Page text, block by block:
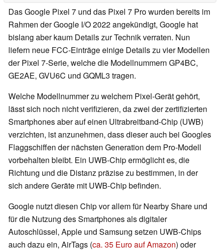
Das Google Pixel 7 und das Pixel 7 Pro wurden bereits im
Rahmen der Google I/O 2022 angekündigt, Google hat
bislang aber kaum Details zur Technik verraten. Nun
liefern neue FCC-Einträge einige Details zu vier Modellen
der Pixel 7-Serie, welche die Modellnummern GP4BC,
GE2AE, GVU6C und GQML3 tragen.
Welche Modellnummer zu welchem Pixel-Gerät gehört,
lässt sich noch nicht verifizieren, da zwei der zertifizierten
Smartphones aber auf einen Ultrabreitband-Chip (UWB)
verzichten, ist anzunehmen, dass dieser auch bei Googles
Flaggschiffen der nächsten Generation dem Pro-Modell
vorbehalten bleibt. Ein UWB-Chip ermöglicht es, die
Richtung und die Distanz präzise zu bestimmen, in der
sich andere Geräte mit UWB-Chip befinden.
Google nutzt diesen Chip vor allem für Nearby Share und
für die Nutzung des Smartphones als digitaler
Autoschlüssel, Apple und Samsung setzen UWB-Chips
auch dazu ein, AirTags (ca. 35 Euro auf Amazon) oder